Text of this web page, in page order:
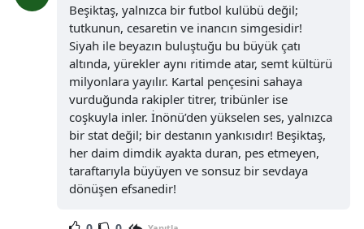
Beşiktaş, yalnızca bir futbol kulübü değil;
tutkunun, cesaretin ve inancın simgesidir!
Siyah ile beyazın buluştuğu bu büyük çatı
altında, yürekler aynı ritimde atar, semt kültürü
milyonlara yayılır. Kartal pençesini sahaya
vurduğunda rakipler titrer, tribünler ise
coşkuyla inler. İnönü’den yükselen ses, yalnızca
bir stat değil; bir destanın yankısıdır! Beşiktaş,
her daim dimdik ayakta duran, pes etmeyen,
taraftarıyla büyüyen ve sonsuz bir sevdaya
dönüşen efsanedir!